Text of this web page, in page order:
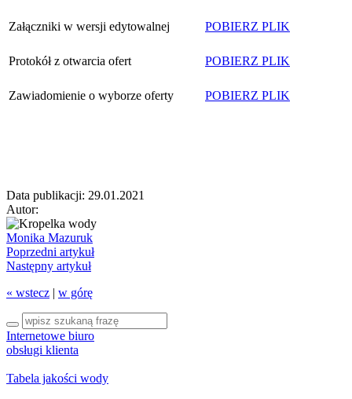
Załączniki w wersji edytowalnej POBIERZ PLIK
Protokół z otwarcia ofert POBIERZ PLIK
Zawiadomienie o wyborze oferty POBIERZ PLIK
Data publikacji: 29.01.2021
Autor:
Monika Mazuruk
Poprzedni artykuł
Następny artykuł
« wstecz | w górę
Internetowe biuro
obsługi klienta
Tabela jakości wody